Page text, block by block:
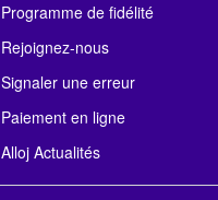
Programme de fidélité
Rejoignez-nous
Signaler une erreur
Paiement en ligne
Alloj Actualités